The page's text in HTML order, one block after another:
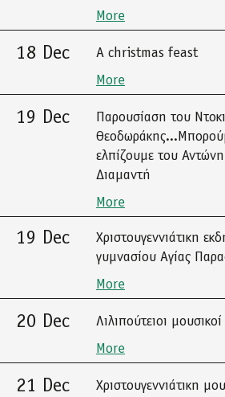
More
18 Dec
A christmas feast
More
19 Dec
Παρουσίαση του
ελπίζουμε του Αντώνη
Διαμαντή
More
19 Dec
Χριστουγεννιάτικη
γυμνασίου Αγίας
More
20 Dec
Λιλιπούτειοι μουσικοί
More
21 Dec
Χριστουγεννιάτικη